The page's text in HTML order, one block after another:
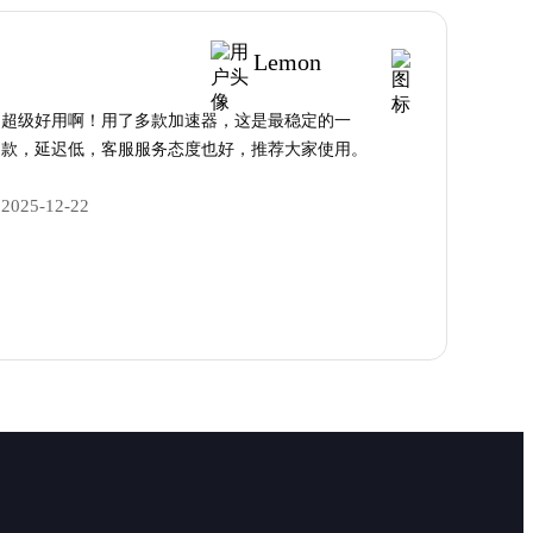
Lemon
超级好用啊！用了多款加速器，这是最稳定的一
款，延迟低，客服服务态度也好，推荐大家使用。
2025-12-22